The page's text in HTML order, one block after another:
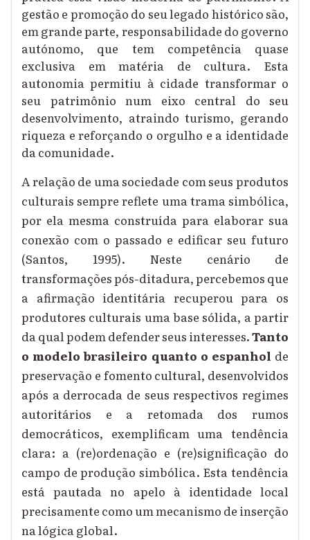
gestão e promoção do seu legado histórico são,
em grande parte, responsabilidade do governo
autónomo, que tem competência quase
exclusiva em matéria de cultura. Esta
autonomia permitiu à cidade transformar o
seu patrimônio num eixo central do seu
desenvolvimento, atraindo turismo, gerando
riqueza e reforçando o orgulho e a identidade
da comunidade.
A relação de uma sociedade com seus produtos
culturais sempre reflete uma trama simbólica,
por ela mesma construída para elaborar sua
conexão com o passado e edificar seu futuro
(Santos, 1995). Neste cenário de
transformações pós-ditadura, percebemos que
a afirmação identitária recuperou para os
produtores culturais uma base sólida, a partir
da qual podem defender seus interesses.Tanto
o modelo brasileiro quanto o espanhol de
preservação e fomento cultural, desenvolvidos
após a derrocada de seus respectivos regimes
autoritários e a retomada dos rumos
democráticos, exemplificam uma tendência
clara: a (re)ordenação e (re)significação do
campo de produção simbólica. Esta tendência
está pautada no apelo à identidade local
precisamente como um mecanismo de inserção
na lógica global.